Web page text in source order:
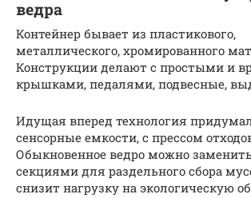
ведра
Контейнер бывает из пластикового,
металлического, хромированного
Конструкции делают с простыми и
крышками, педалями, подвесные,
Идущая вперед технология
сенсорные емкости, с прессом
Обыкновенное ведро можно
секциями для раздельного сбора
снизит нагрузку на экологическую